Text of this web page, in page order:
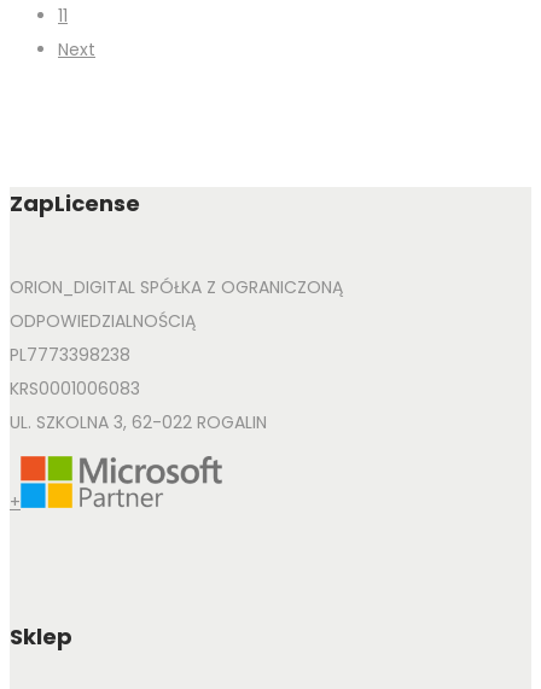
11
Next
ZapLicense
ORION_DIGITAL SPÓŁKA Z OGRANICZONĄ
ODPOWIEDZIALNOŚCIĄ
PL7773398238
KRS0001006083
UL. SZKOLNA 3, 62-022 ROGALIN
+
Sklep